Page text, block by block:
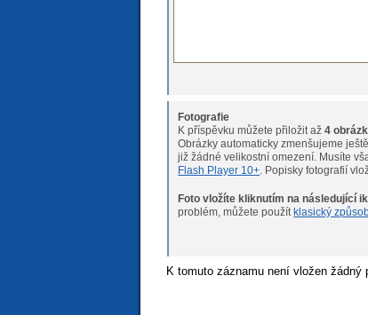
Fotografie
K příspěvku můžete přiložit až4
Obrázky automaticky zmenšujeme
již žádné
Flash Player 10+ . Popisky fotografií
Foto vložíte kliknutím na následující
problém, můžete použít klasický
K tomuto záznamu není vložen žádný